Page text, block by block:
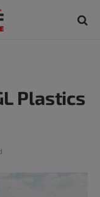
Plastics